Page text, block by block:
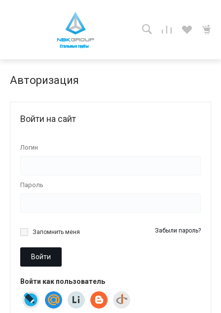
Авторизация
Войти на сайт
Логин
Пароль
Запомнить меня Забыли пароль?
Войти
Войти как пользователь